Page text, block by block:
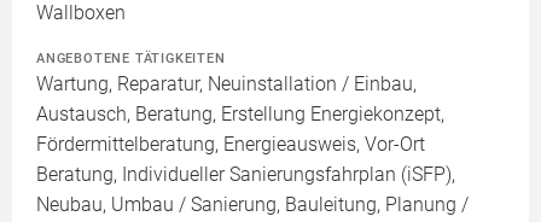
Wallboxen
ANGEBOTENE TÄTIGKEITEN
Wartung, Reparatur, Neuinstallation / Einbau,
Austausch, Beratung, Erstellung Energiekonzept,
Fördermittelberatung, Energieausweis, Vor-Ort
Beratung, Individueller Sanierungsfahrplan (iSFP),
Neubau, Umbau / Sanierung, Bauleitung, Planung /